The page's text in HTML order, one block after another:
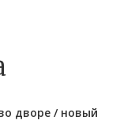
дворе / новый